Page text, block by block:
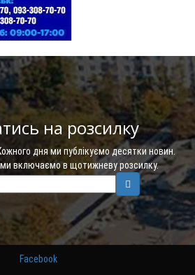
на розсилку
дня ми публікуємо десятки новин.
ми включаємо в щотижневу розсилку.
Facebook